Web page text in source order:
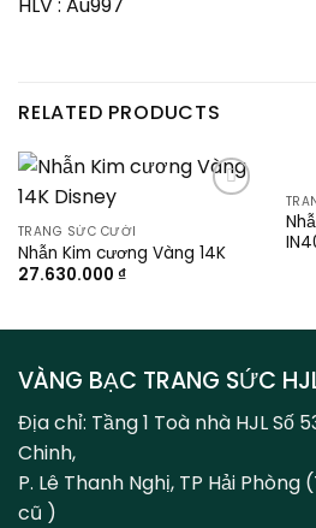
HLV : Au997
RELATED PRODUCTS
TRANG SỨC CƯỚI
Nhẫn Kim cương Vàng 14K
27.630.000 ₫
VÀNG BẠC TRANG SỨC
Địa chỉ: Tầng 1 Toà nhà HJL Số
Chinh,
P. Lê Thanh Nghị, TP Hải
cũ )